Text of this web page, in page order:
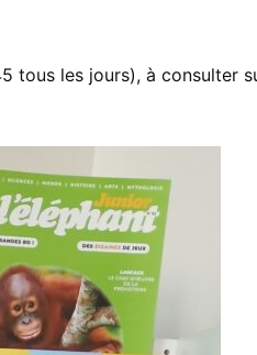
tous les jours), à consulter